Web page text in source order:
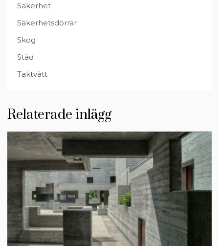
Säkerhet
Säkerhetsdörrar
Skog
Städ
Taktvätt
Relaterade inlägg